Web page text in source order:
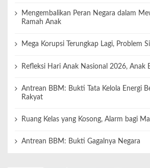
Mengembalikan Peran Negara dalam
Ramah Anak
Mega Korupsi Terungkap Lagi, Problem
Refleksi Hari Anak Nasional 2026, Anak
Antrean BBM: Bukti Tata Kelola Energi
Rakyat
Ruang Kelas yang Kosong, Alarm bagi
Antrean BBM: Bukti Gagalnya Negara